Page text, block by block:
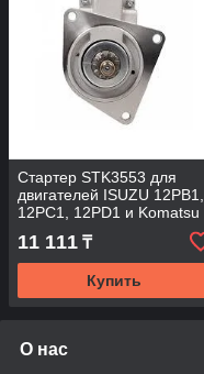
Стартер STK3553 для
двигателей ISUZU 12PB1,
12PC1, 12PD1 и Komatsu
SA6D140
11 111 ₸
Купить
О нас